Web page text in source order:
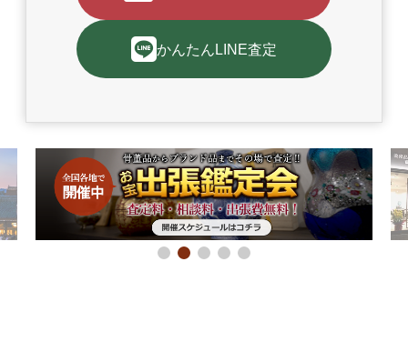
かんたんLINE査定